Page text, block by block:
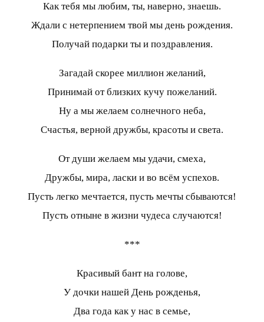
Как тебя мы любим, ты, наверно, знаешь.
Ждали с нетерпением твой мы день рождения.
Получай подарки ты и поздравления.
Загадай скорее миллион желаний,
Принимай от близких кучу пожеланий.
Ну а мы желаем солнечного неба,
Счастья, верной дружбы, красоты и света.
От души желаем мы удачи, смеха,
Дружбы, мира, ласки и во всём успехов.
Пусть легко мечтается, пусть мечты сбываются!
Пусть отныне в жизни чудеса случаются!
***
Красивый бант на голове,
У дочки нашей День рожденья,
Два года как у нас в семье,